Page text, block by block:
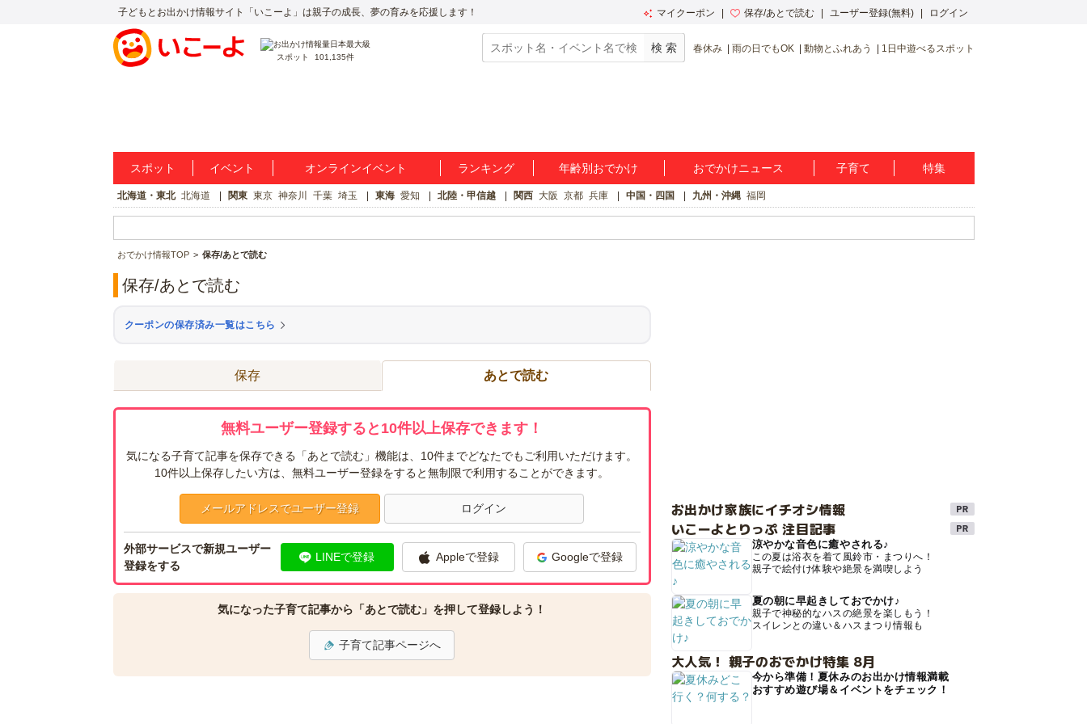
子どもとお出かけ情報サイト「いこーよ」は親子の成長、夢の育みを応援します！ マイクーポン 保存/あとで読む ユーザー登録(無料) ログイン
スポット 101,135件
春休み 雨の日でもOK 動物とふれあう 1日中遊べるスポット
スポット イベント オンラインイベント ランキング 年齢別おでかけ おでかけニュース 子育て 特集
北海道・東北 北海道 関東 東京 神奈川 千葉 埼玉 東海 愛知 北陸・甲信越 関西 大阪 京都 兵庫 中国・四国 九州・沖縄 福岡
おでかけ情報TOP 保存/あとで読む
保存/あとで読む
クーポンの保存済み一覧はこちら
保存 あとで読む
無料ユーザー登録すると10件以上保存できます！
気になる子育て記事を保存できる「あとで読む」機能は、10件までどなたでもご利用いただけます。
10件以上保存したい方は、無料ユーザー登録をすると無制限で利用することができます。
メールアドレスでユーザー登録 ログイン
外部サービスで新規ユーザー
登録をする
LINEで登録 Appleで登録 Googleで登録
気になった子育て記事から「あとで読む」を押して登録しよう！
子育て記事ページへ
お出かけ家族にイチオシ情報
いこーよとりっぷ 注目記事
涼やかな音色に癒やされる♪
この夏は浴衣を着て風鈴市・まつりへ！
親子で絵付け体験や絶景を満喫しよう
夏の朝に早起きしておでかけ♪
親子で神秘的なハスの絶景を楽しもう！
スイレンとの違い＆ハスまつり情報も
大人気！ 親子のおでかけ特集 8月
今から準備！夏休みのお出かけ情報満載
おすすめ遊び場＆イベントをチェック！